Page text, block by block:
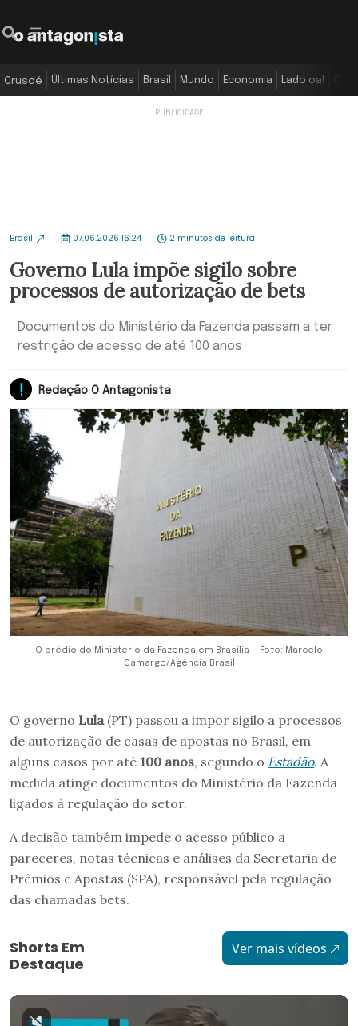
Crusoé Últimas Notícias Brasil Mundo Economia Lado oa!
Brasil 07.06.2026 16:24 2 minutos de leitura
Governo Lula impõe sigilo sobre
processos de autorização de bets
Documentos do Ministério da Fazenda passam a ter
restrição de acesso de até 100 anos
Redação O Antagonista
O prédio do Ministério da Fazenda em Brasília — Foto: Marcelo
Camargo/Agência Brasil
O governo Lula (PT) passou a impor sigilo a processos
de autorização de casas de apostas no Brasil, em
alguns casos por até 100 anos, segundo o Estadão. A
medida atinge documentos do Ministério da Fazenda
ligados à regulação do setor.
A decisão também impede o acesso público a
pareceres, notas técnicas e análises da Secretaria de
Prêmios e Apostas (SPA), responsável pela regulação
das chamadas bets.
Shorts Em
Destaque
Ver mais vídeos